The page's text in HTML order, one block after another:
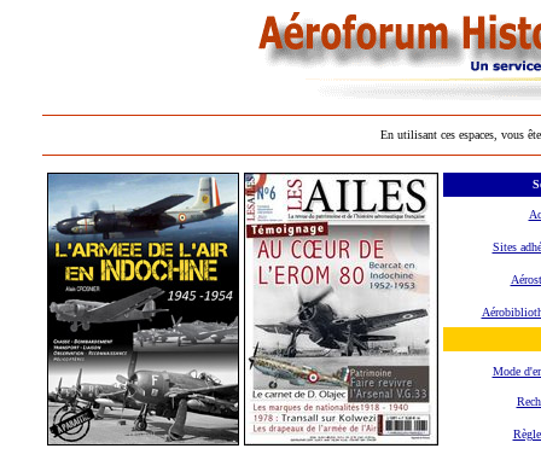
En utilisant ces espaces, vous
Sites
Mode